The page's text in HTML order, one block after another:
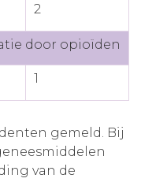
2
door opioïden
1
gemeld. Bij
van de